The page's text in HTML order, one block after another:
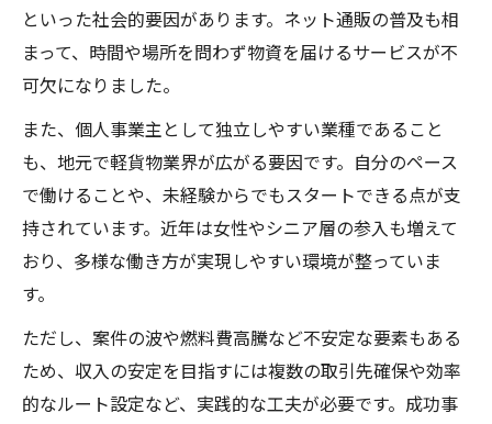
といった社会的要因があります。ネット通販の普及も相
まって、時間や場所を問わず物資を届けるサービスが不
可欠になりました。
また、個人事業主として独立しやすい業種であること
も、地元で軽貨物業界が広がる要因です。自分のペース
で働けることや、未経験からでもスタートできる点が支
持されています。近年は女性やシニア層の参入も増えて
おり、多様な働き方が実現しやすい環境が整っていま
す。
ただし、案件の波や燃料費高騰など不安定な要素もある
ため、収入の安定を目指すには複数の取引先確保や効率
的なルート設定など、実践的な工夫が必要です。成功事